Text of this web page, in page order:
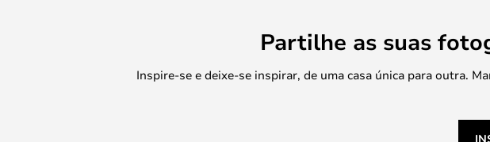
Partilhe as suas
Inspire-se e deixe-se inspirar, de uma casa única para outra.